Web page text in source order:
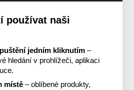
používat naši
jedním kliknutím –
hledání v prohlížeči, aplikaci
místě – oblíbené produkty,